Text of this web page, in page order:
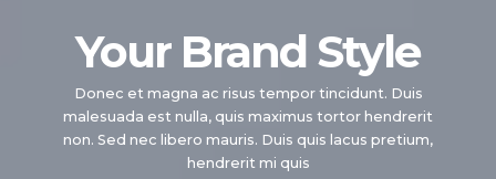
Your Colors &
Fonts
Donec et magna ac risus tempor tincidunt. Duis
malesuada est nulla, quis maximus tortor hendrerit
non. Sed nec libero mauris. Duis quis lacus pretium,
Your Brand Style
Donec et magna ac risus tempor tincidunt. Duis
malesuada est nulla, quis maximus tortor hendrerit
non. Sed nec libero mauris. Duis quis lacus pretium,
hendrerit mi quis